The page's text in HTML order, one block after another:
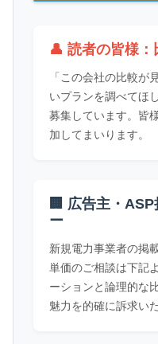
👤 読者の皆様
「この会社の比較が
いプランを調べてほ
募集しています。皆
加してまいります。
🏢 広告主・
ー
新規電力事業者の掲
単価のご相談は下記
ーションと論理的な
魅力を的確に訴求い